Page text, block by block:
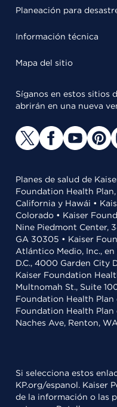
Planeación para
Información técnica
Mapa del sitio
Síganos en estos sitios
abrirán en una nueva
Planes de salud de
Foundation Health
California y Hawái •
Colorado • Kaiser
Nine Piedmont Center,
GA 30305 • Kaiser
Atlántico Medio, Inc.,
D.C., 4000 Garden City
Kaiser Foundation
Multnomah St., Suite
Foundation Health
Foundation Health Plan
Naches Ave, Renton,
Si selecciona estos
KP.org/espanol. Kaiser
de la información o las